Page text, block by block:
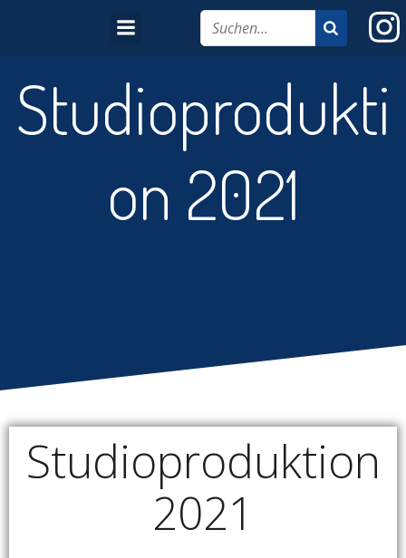
Studioprodukti
on 2021
Studioproduktion
2021